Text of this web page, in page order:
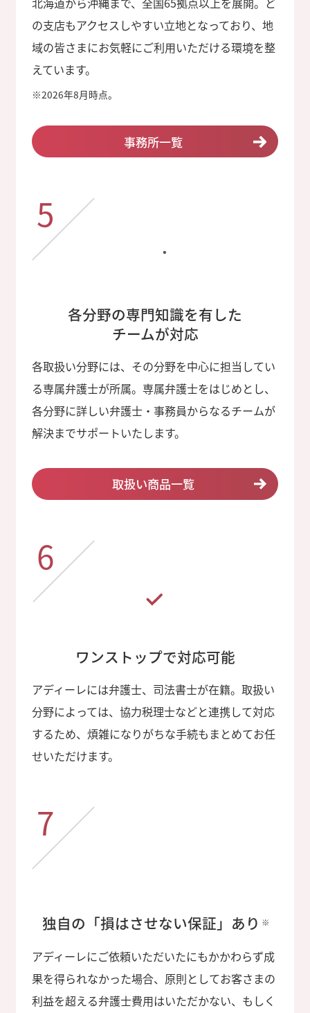
の支店もアクセスしやすい立地となっており、地
域の皆さまにお気軽にご利用いただける環境を整
えています。
※2026年8月時点。
事務所一覧
5
各分野の専門知識を有した
チームが対応
各取扱い分野には、その分野を中心に担当してい
る専属弁護士が所属。専属弁護士をはじめとし、
各分野に詳しい弁護士・事務員からなるチームが
解決までサポートいたします。
取扱い商品一覧
6
ワンストップで対応可能
アディーレには弁護士、司法書士が在籍。取扱い
分野によっては、協力税理士などと連携して対応
するため、煩雑になりがちな手続もまとめてお任
せいただけます。
7
独自の「損はさせない保証」あり ※
アディーレにご依頼いただいたにもかかわらず成
果を得られなかった場合、原則としてお客さまの
利益を超える弁護士費用はいただかない、もしく